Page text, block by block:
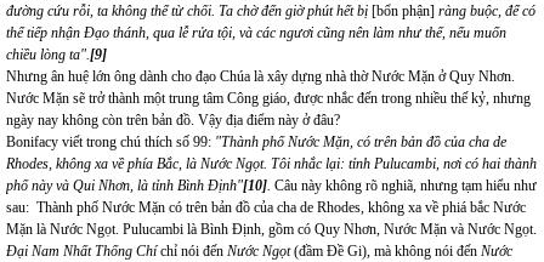
đường cứu rỗi, ta không thể từ chối. Ta chờ đến giờ phút hết bị [bổn phận] ràng buộc, để có
thể tiếp nhận Đạo thánh, qua lễ rửa tội, và các ngươi cũng nên làm như thế, nếu muốn
chiều lòng ta".[9]
Nhưng ân huệ lớn ông dành cho đạo Chúa là xây dựng nhà thờ Nước Mặn ở Quy Nhơn.
Nước Mặn sẽ trở thành một trung tâm Công giáo, được nhắc đến trong nhiều thế kỷ, nhưng
ngày nay không còn trên bản đồ. Vậy địa điểm này ở đâu?
Bonifacy viết trong chú thích số 99: "Thành phố Nước Mặn, có trên bản đồ của cha de
Rhodes, không xa về phía Bắc, là Nước Ngọt. Tôi nhắc lại: tỉnh Pulucambi, nơi có hai thành
phố này và Qui Nhơn, là tỉnh Bình Định"[10]. Câu này không rõ nghiã, nhưng tạm hiểu như
sau: Thành phố Nước Mặn có trên bản đồ của cha de Rhodes, không xa về phiá bắc Nước
Mặn là Nước Ngọt. Pulucambi là Bình Định, gồm có Quy Nhơn, Nước Mặn và Nước Ngọt.
Đại Nam Nhất Thống Chíchỉ nói đến Nước Ngọt(đầm Đề Gi), mà không nói đến Nước